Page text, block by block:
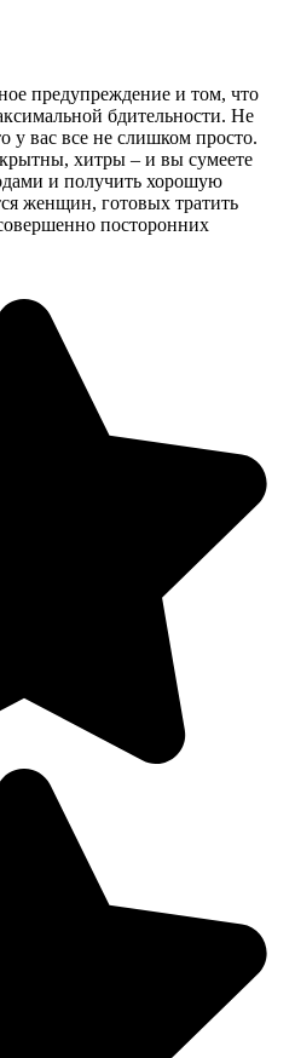
предупреждение и том, что
бдительности. Не
у вас все не слишком просто.
хитры – и вы сумеете
и получить хорошую
женщин, готовых тратить
посторонних